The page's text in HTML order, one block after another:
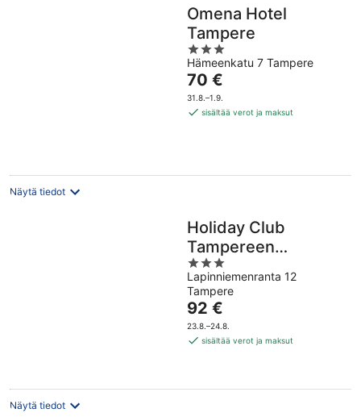
Omena Hotel
Tampere
3
out
of
5
Hämeenkatu 7 Tampere
Hinta
on
70 €
70 €
31.8.–1.9.
sisältää verot ja maksut
Näytä tiedot
Holiday Club
Tampereen
Kehräämö
3
out
of
5
Lapinniemenranta 12
Tampere
Hinta
on
92 €
92 €
23.8.–24.8.
sisältää verot ja maksut
Näytä tiedot